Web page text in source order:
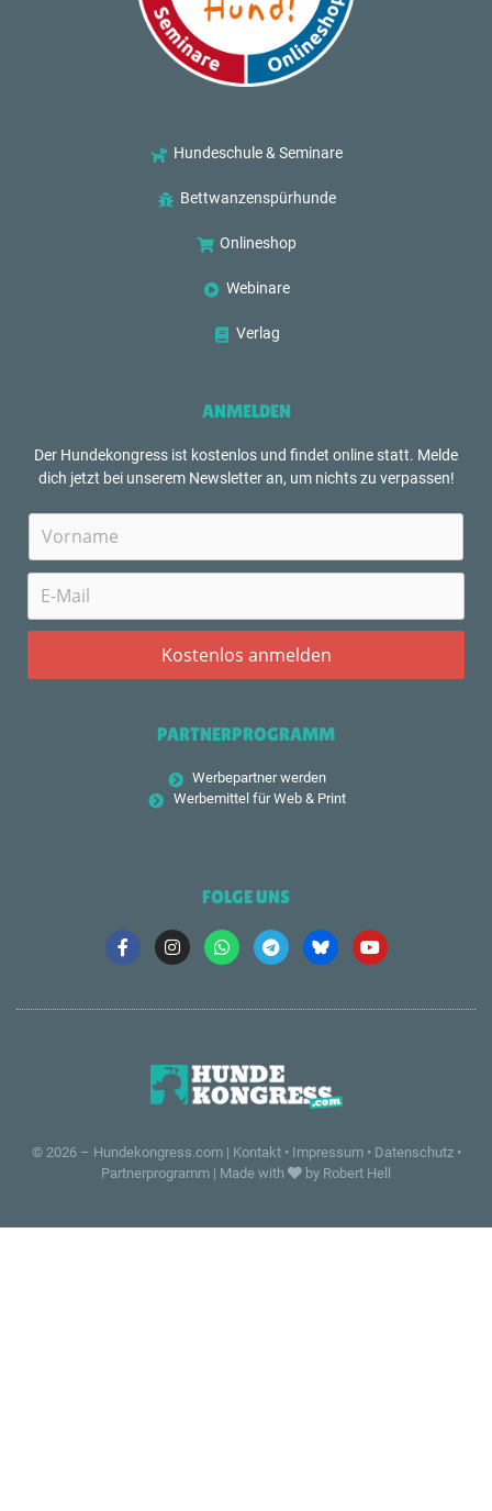
Hundeschule & Seminare
Bettwanzenspürhunde
Onlineshop
Webinare
Verlag
ANMELDEN
Der Hundekongress ist kostenlos und findet online statt. Melde
dich jetzt bei unserem Newsletter an, um nichts zu verpassen!
PARTNERPROGRAMM
Werbepartner werden
Werbemittel für Web & Print
FOLGE UNS
© 2026 – Hundekongress.com| Kontakt• Impressum• Datenschutz•
Partnerprogramm | Made with by Robert Hell